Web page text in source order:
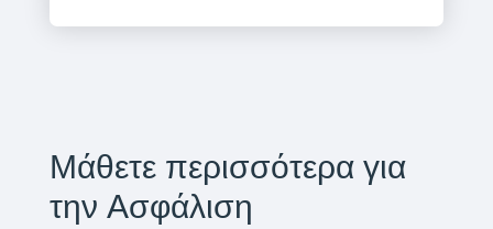
Μάθετε περισσότερα για
την Ασφάλιση